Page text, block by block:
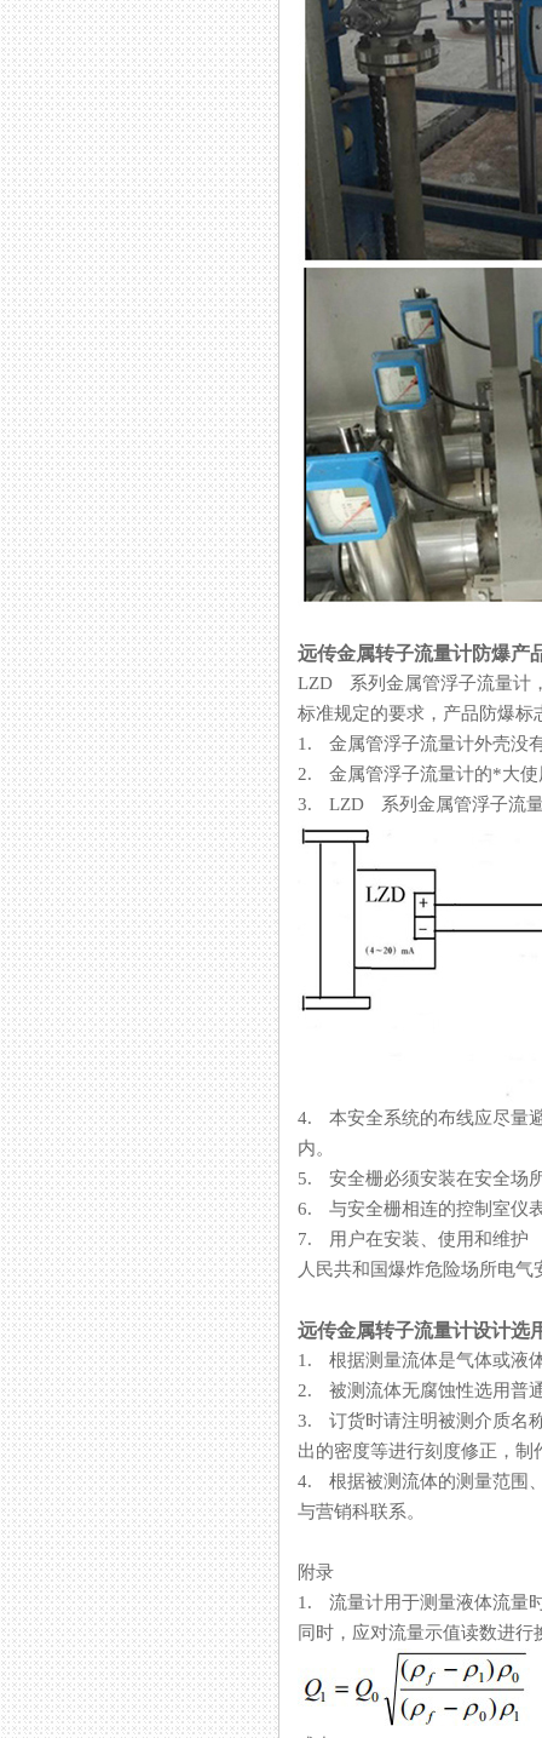
远传金属转子流量计防爆产
LZD 系列金属管浮子流量计
标准规定的要求，产品防
1. 金属管浮子流量计外壳没有
2. 金属管浮子流量计的*大
3. LZD 系列金属管浮子流量计
4. 本安全系统的布线应尽量
内。
5. 安全栅必须安装在安全场所
6. 与安全栅相连的控制室仪
7. 用户在安装、使用和维护
人民共和国爆炸危险场所电气安
远传金属转子流量计设计选
1. 根据测量流体是气体或液体
2. 被测流体无腐蚀性选用普通型
3. 订货时请注明被测介质名称、
出的密度等进行刻度修正，制
4. 根据被测流体的测量范围
与营销科联系。
附录
1. 流量计用于测量液体流量时
同时，应对流量示值读数进行换算